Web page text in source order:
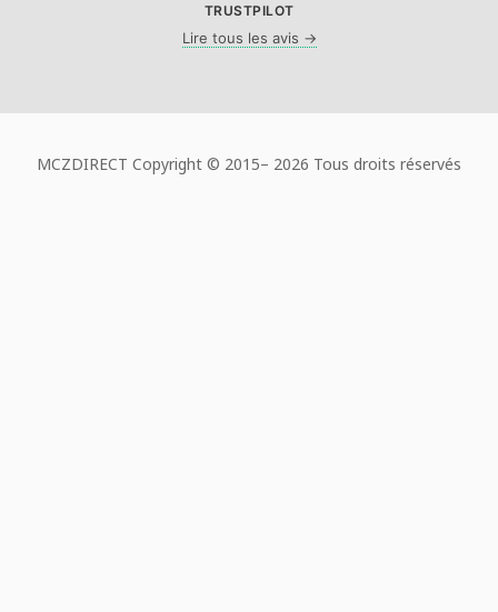
TRUSTPILOT
Lire tous les avis →
MCZDIRECT Copyright © 2015– 2026 Tous droits réservés